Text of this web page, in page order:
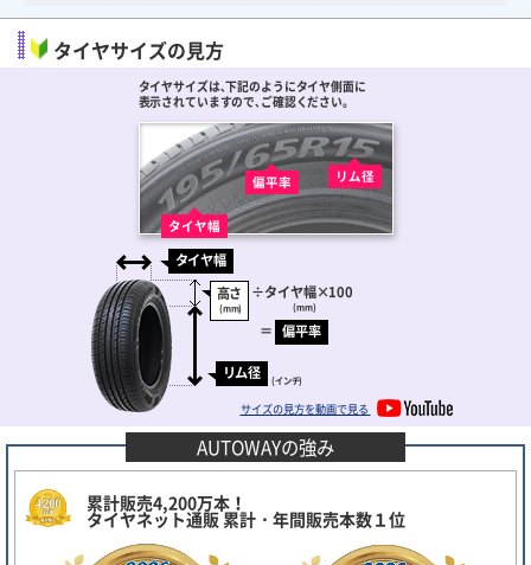
タイヤサイズの見方
タイヤサイズは､下記のようにタイヤ側面に
表示されていますので､ご確認ください。
タイヤ幅
偏平率 リム径
タイヤ幅
高さ
(mm)
÷タイヤ幅
(mm)
×100
＝ 偏平率
リム径 (インチ)
サイズの見方を動画で見る
AUTOWAYの強み
累計販売4,200万本！
タイヤネット通販 累計・年間販売本数１位